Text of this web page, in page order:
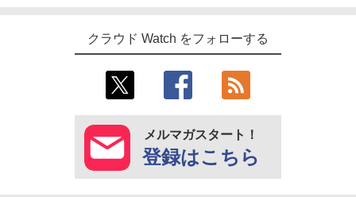
クラウド Watch をフォローする
メルマガスタート！
登録はこちら